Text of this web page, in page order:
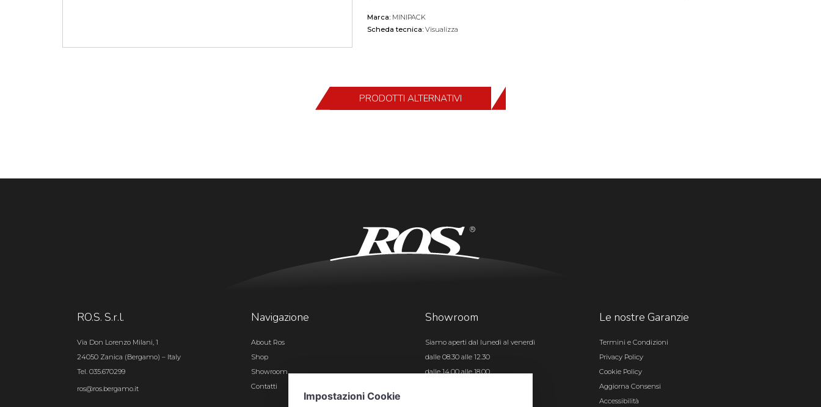
Marca: MINIPACK
Scheda tecnica: Visualizza
PRODOTTI ALTERNATIVI
RO.S. S.r.l.
Via Don Lorenzo Milani, 1
24050 Zanica (Bergamo) – Italy
Tel. 035.670299
ros@ros.bergamo.it
Navigazione
About Ros
Shop
Showroom
Contatti
Showroom
Siamo aperti dal lunedì al venerdì
dalle 08.30 alle 12.30
dalle 14.00 alle 18.00
Le nostre Garanzie
Termini e Condizioni
Privacy Policy
Cookie Policy
Aggiorna Consensi
Accessibilità